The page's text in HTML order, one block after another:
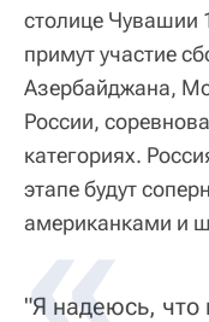
столице Чувашии
примут участие
Азербайджана,
России,
категориях.
этапе будут
американками и
"Я надеюсь, что